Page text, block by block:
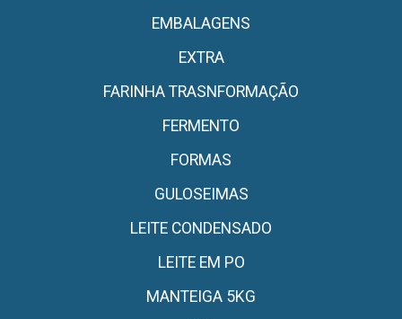
EMBALAGENS
EXTRA
FARINHA TRASNFORMAÇÃO
FERMENTO
FORMAS
GULOSEIMAS
LEITE CONDENSADO
LEITE EM PO
MANTEIGA 5KG